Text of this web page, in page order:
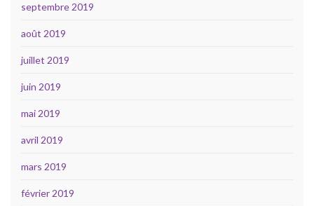
septembre 2019
août 2019
juillet 2019
juin 2019
mai 2019
avril 2019
mars 2019
février 2019